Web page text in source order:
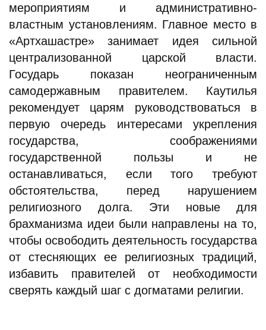
мероприятиям и административно-
властным установлениям. Главное место в
«Артхашастре» занимает идея сильной
централизованной царской власти.
Государь показан неограниченным
самодержавным правителем. Каутилья
рекомендует царям руководствоваться в
первую очередь интересами укрепления
государства, соображениями
государственной пользы и не
останавливаться, если того требуют
обстоятельства, перед нарушением
религиозного долга. Эти новые для
брахманизма идеи были направлены на то,
чтобы освободить деятельность государства
от стесняющих ее религиозных традиций,
избавить правителей от необходимости
сверять каждый шаг с догматами религии.